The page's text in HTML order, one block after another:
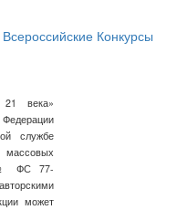
Всероссийские Конкурсы
21 века»
службе
№ ФС 77-
может